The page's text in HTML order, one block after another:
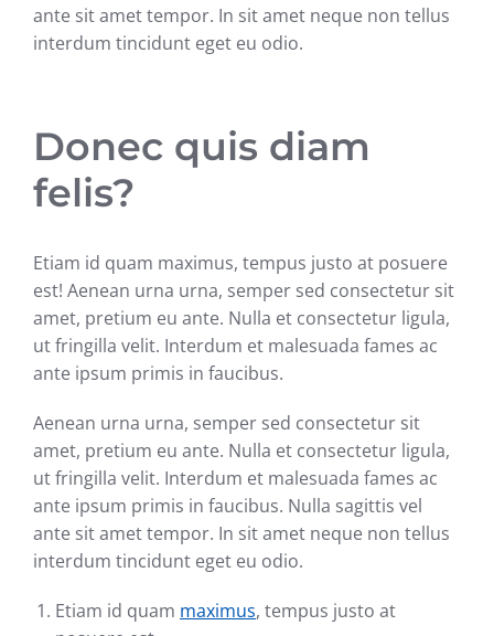
ante sit amet tempor. In sit amet neque non tellus
interdum tincidunt eget eu odio.
Donec quis diam
felis?
Etiam id quam maximus, tempus justo at posuere
est! Aenean urna urna, semper sed consectetur sit
amet, pretium eu ante. Nulla et consectetur ligula,
ut fringilla velit. Interdum et malesuada fames ac
ante ipsum primis in faucibus.
Aenean urna urna, semper sed consectetur sit
amet, pretium eu ante. Nulla et consectetur ligula,
ut fringilla velit. Interdum et malesuada fames ac
ante ipsum primis in faucibus. Nulla sagittis vel
ante sit amet tempor. In sit amet neque non tellus
interdum tincidunt eget eu odio.
Etiam id quam maximus, tempus justo at